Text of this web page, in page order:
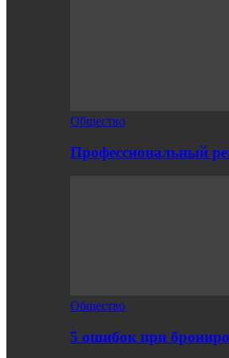
Общество
Профессиональный
Общество
5 ошибок при